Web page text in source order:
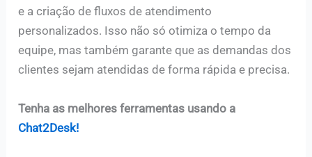
e a criação de fluxos de atendimento
personalizados. Isso não só otimiza o tempo da
equipe, mas também garante que as demandas dos
clientes sejam atendidas de forma rápida e precisa.
Tenha as melhores ferramentas usando a
Chat2Desk!